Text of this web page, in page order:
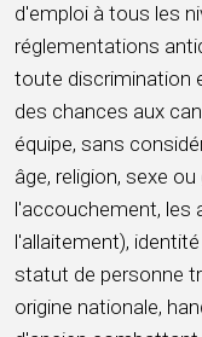
d'emploi à tous les
réglementations
toute discrimination
des chances aux
équipe, sans
âge, religion, sexe
l'accouchement, les
l'allaitement),
statut de personne
origine nationale,